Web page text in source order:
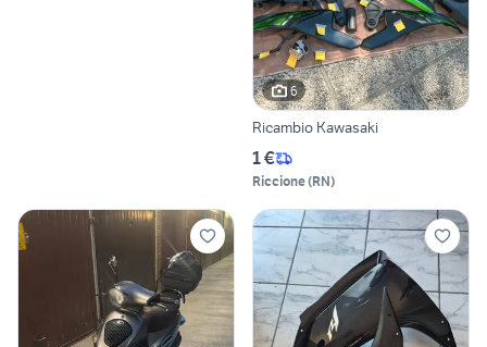
6
Ricambio Kawasaki
1 €
Riccione(RN)